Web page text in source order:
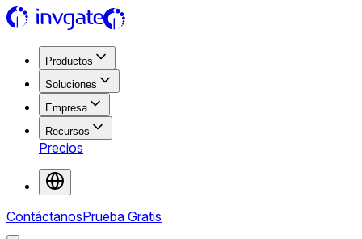
Productos
Soluciones
Empresa
Recursos
Precios
ContáctanosPrueba Gratis